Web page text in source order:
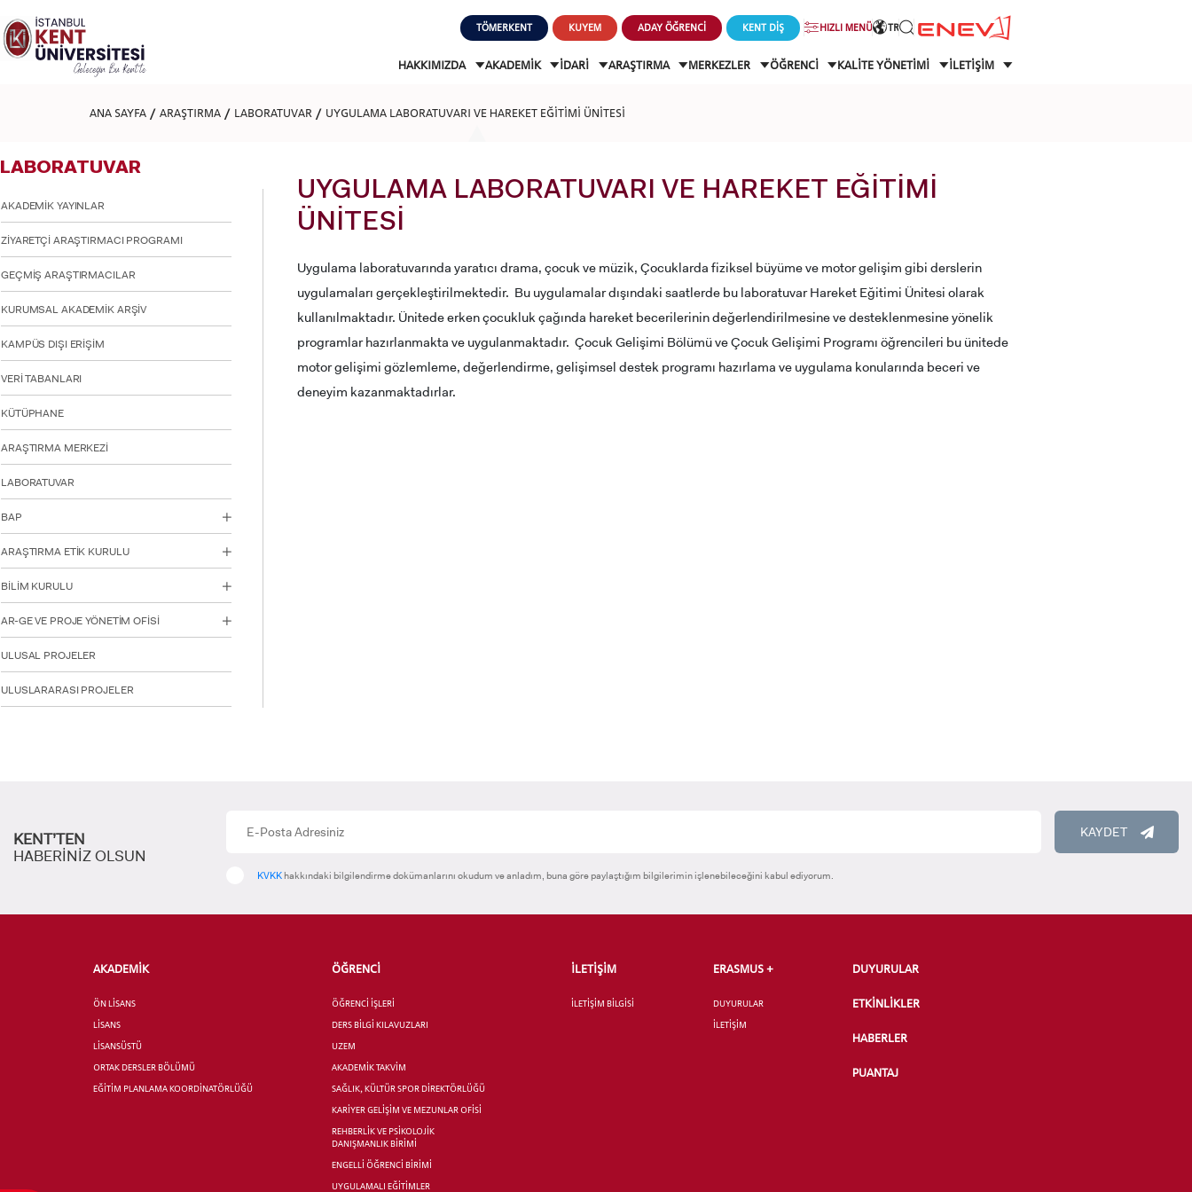
dikkat:
Bu
web
sitesini,
okuyucu
engellilere
ayarlamak
için
Control-
F11'e
basın;
Erişilebilirlik
menüsünü
için
basın.
YATAY GEÇİŞ
TÖMERKENT KUYEM ADAY ÖĞRENCİ KENT DİŞ HIZLI MENÜ TR
HAKKIMIZDA AKADEMİK İDARİ ARAŞTIRMA MERKEZLER ÖĞRENCİ KALİTE YÖNETİMİ İLETİŞİM
ANA SAYFA ARAŞTIRMA LABORATUVAR UYGULAMA LABORATUVARI VE HAREKET EĞİTİMİ ÜNİTESİ
LABORATUVAR
AKADEMİK YAYINLAR
ZİYARETÇİ ARAŞTIRMACI PROGRAMI
GEÇMİŞ ARAŞTIRMACILAR
KURUMSAL AKADEMİK ARŞİV
KAMPÜS DIŞI ERİŞİM
VERİ TABANLARI
KÜTÜPHANE
ARAŞTIRMA MERKEZİ
LABORATUVAR
BAP
ARAŞTIRMA ETİK KURULU
BİLİM KURULU
AR-GE VE PROJE YÖNETİM OFİSİ
ULUSAL PROJELER
ULUSLARARASI PROJELER
UYGULAMA LABORATUVARI VE HAREKET EĞİTİMİ
ÜNİTESİ
Uygulama laboratuvarında yaratıcı drama, çocuk ve müzik, Çocuklarda fiziksel büyüme ve motor gelişim gibi derslerin
uygulamaları gerçekleştirilmektedir. Bu uygulamalar dışındaki saatlerde bu laboratuvar Hareket Eğitimi Ünitesi olarak
kullanılmaktadır. Ünitede erken çocukluk çağında hareket becerilerinin değerlendirilmesine ve desteklenmesine yönelik
programlar hazırlanmakta ve uygulanmaktadır. Çocuk Gelişimi Bölümü ve Çocuk Gelişimi Programı öğrencileri bu ünitede
motor gelişimi gözlemleme, değerlendirme, gelişimsel destek programı hazırlama ve uygulama konularında beceri ve
deneyim kazanmaktadırlar.
KENT’TEN
HABERİNİZ OLSUN
KAYDET
KVKK hakkındaki bilgilendirme dokümanlarını okudum ve anladım, buna göre paylaştığım bilgilerimin işlenebileceğini kabul ediyorum.
AKADEMİK
ÖN LİSANS
LİSANS
LİSANSÜSTÜ
ORTAK DERSLER BÖLÜMÜ
EĞİTİM PLANLAMA KOORDİNATÖRLÜĞÜ
ÖĞRENCİ
ÖĞRENCİ İŞLERİ
DERS BİLGİ KILAVUZLARI
UZEM
AKADEMİK TAKVİM
SAĞLIK, KÜLTÜR SPOR DİREKTÖRLÜĞÜ
KARİYER GELİŞİM VE MEZUNLAR OFİSİ
REHBERLİK VE PSİKOLOJİK
DANIŞMANLIK BİRİMİ
ENGELLİ ÖĞRENCİ BİRİMİ
UYGULAMALI EĞİTİMLER
İLETİŞİM
İLETİŞİM BİLGİSİ
ERASMUS +
DUYURULAR
İLETİŞİM
DUYURULAR
ETKİNLİKLER
HABERLER
PUANTAJ